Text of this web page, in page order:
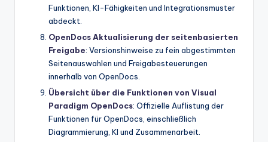
Funktionen, KI-Fähigkeiten und Integrationsmuster
abdeckt.
OpenDocs Aktualisierung der seitenbasierten
Freigabe: Versionshinweise zu fein abgestimmten
Seitenauswahlen und Freigabesteuerungen
innerhalb von OpenDocs.
Übersicht über die Funktionen von Visual
Paradigm OpenDocs: Offizielle Auflistung der
Funktionen für OpenDocs, einschließlich
Diagrammierung, KI und Zusammenarbeit.